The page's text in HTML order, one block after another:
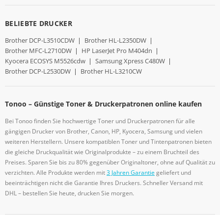
BELIEBTE DRUCKER
Brother DCP-L3510CDW | Brother HL-L2350DW |
Brother MFC-L2710DW | HP LaserJet Pro M404dn |
Kyocera ECOSYS M5526cdw | Samsung Xpress C480W |
Brother DCP-L2530DW | Brother HL-L3210CW
Tonoo – Günstige Toner & Druckerpatronen online kaufen
Bei Tonoo finden Sie hochwertige Toner und Druckerpatronen für alle
gängigen Drucker von Brother, Canon, HP, Kyocera, Samsung und vielen
weiteren Herstellern. Unsere kompatiblen Toner und Tintenpatronen bieten
die gleiche Druckqualität wie Originalprodukte – zu einem Bruchteil des
Preises. Sparen Sie bis zu 80% gegenüber Originaltoner, ohne auf Qualität zu
verzichten. Alle Produkte werden mit3 Jahren Garantiegeliefert und
beeinträchtigen nicht die Garantie Ihres Druckers. Schneller Versand mit
DHL – bestellen Sie heute, drucken Sie morgen.